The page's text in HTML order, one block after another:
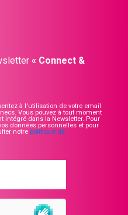
« Connect &
à l'utilisation de votre email
Vous pouvez à tout moment
intégré dans la Newsletter. Pour
données personnelles et pour
notre politique de